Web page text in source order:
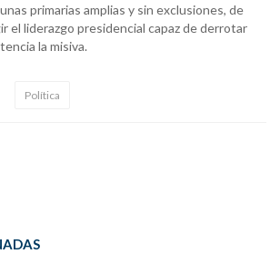
primarias amplias y sin exclusiones, de
el liderazgo presidencial capaz de derrotar
la misiva.
Política